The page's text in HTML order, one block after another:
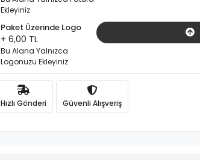
Ekleyiniz
Paket Üzerinde Logo
+ 6,00 TL
Bu Alana Yalnızca
Logonuzu Ekleyiniz
Hızlı Gönderi Güvenli Alışveriş